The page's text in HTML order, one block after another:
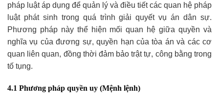
pháp luật áp dụng để quản lý và điều tiết các quan hệ pháp
luật phát sinh trong quá trình giải quyết vụ án dân sự.
Phương pháp này thể hiện mối quan hệ giữa quyền và
nghĩa vụ của đương sự, quyền hạn của tòa án và các cơ
quan liên quan, đồng thời đảm bảo trật tự, công bằng trong
tố tụng.
4.1 Phương pháp quyền uy (Mệnh lệnh)